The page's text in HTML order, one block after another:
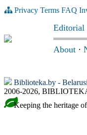
Privacy Terms FAQ
Editorial
About ·
Biblioteka.by -
2006-2026,
Keeping the heritage